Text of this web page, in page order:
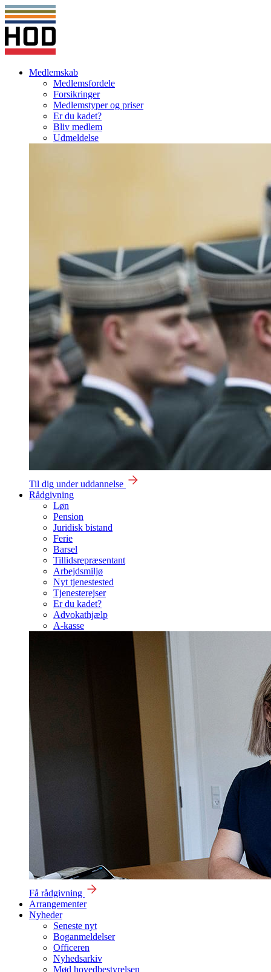
Medlemskab
Medlemsfordele
Forsikringer
Medlemstyper og priser
Er du kadet?
Bliv medlem
Udmeldelse
Til dig under uddannelse
Rådgivning
Løn
Pension
Juridisk bistand
Ferie
Barsel
Tillidsrepræsentant
Arbejdsmiljø
Nyt tjenestested
Tjenesterejser
Er du kadet?
Advokathjælp
A-kasse
Få rådgivning
Arrangementer
Nyheder
Seneste nyt
Boganmeldelser
Officeren
Nyhedsarkiv
Mød hovedbestyrelsen